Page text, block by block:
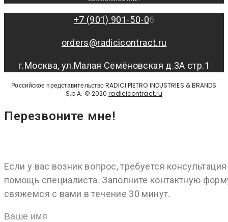
+7 (901) 901-50-06
orders@radicicontract.ru
г.Москва, ул.Малая Семёновская д.3А стр.1
Российское представительство RADICI PIETRO INDUSTRIES & BRANDS
S.p.A. © 2020radicicontract.ru
Перезвоните мне!
Если у вас возник вопрос, требуется
помощь специалиста. Заполните контактную
свяжемся с вами в течение 30 минут.
Ваше имя